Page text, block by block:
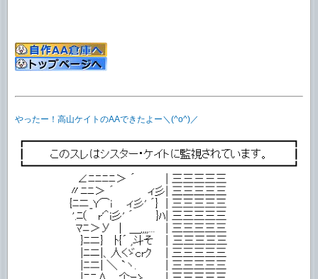
やったー！高山ケイトのAAできたよー＼(^o^)／